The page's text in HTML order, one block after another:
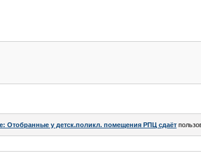
Отобранные у детск.поликл. помещения РПЦ сдаёт